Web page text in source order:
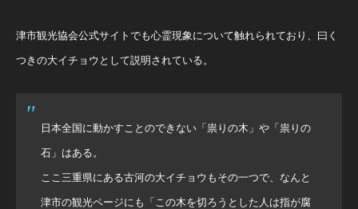
津市観光協会公式サイトでも心霊現象について触れられており、曰く
つきの大イチョウとして説明されている。
日本全国に動かすことのできない「祟りの木」や「祟りの
石」はある。
ここ三重県にある古河の大イチョウもその一つで、なんと
津市の観光ページにも「この木を切ろうとした人は指が腐